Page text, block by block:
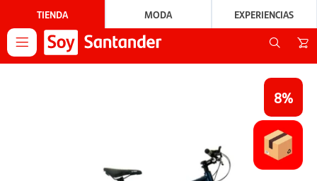
TIENDA MODA EXPERIENCIAS

8